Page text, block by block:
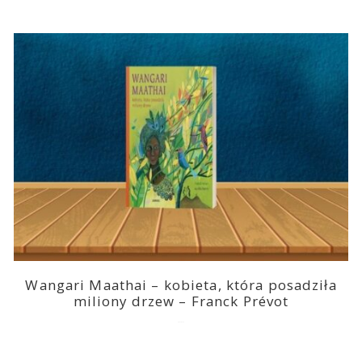
Wangari Maathai – kobieta, która posadziła
miliony drzew – Franck Prévot